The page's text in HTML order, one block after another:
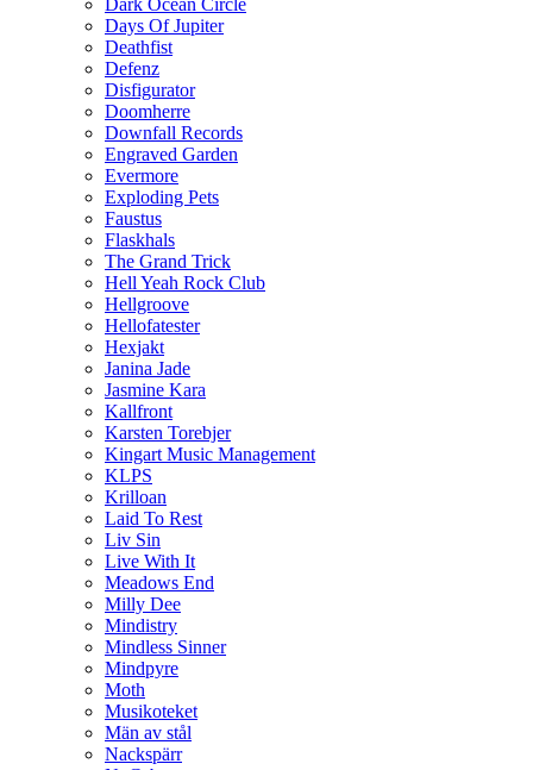
Dark Ocean Circle
Days Of Jupiter
Deathfist
Defenz
Disfigurator
Doomherre
Downfall Records
Engraved Garden
Evermore
Exploding Pets
Faustus
Flaskhals
The Grand Trick
Hell Yeah Rock Club
Hellgroove
Hellofatester
Hexjakt
Janina Jade
Jasmine Kara
Kallfront
Karsten Torebjer
Kingart Music Management
KLPS
Krilloan
Laid To Rest
Liv Sin
Live With It
Meadows End
Milly Dee
Mindistry
Mindless Sinner
Mindpyre
Moth
Musikoteket
Män av stål
Nackspärr